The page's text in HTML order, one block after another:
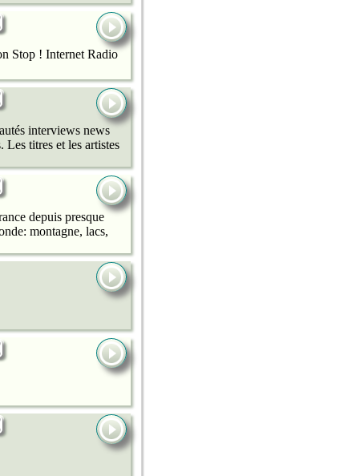
Stop ! Internet Radio
interviews news
Les titres et les artistes
depuis presque
montagne, lacs,